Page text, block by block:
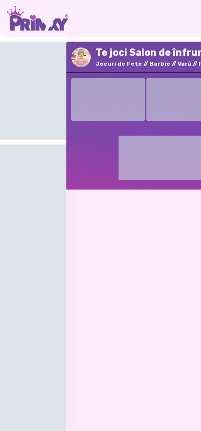
Te joci Salon de
Jocuri de Fete Barbie Vară